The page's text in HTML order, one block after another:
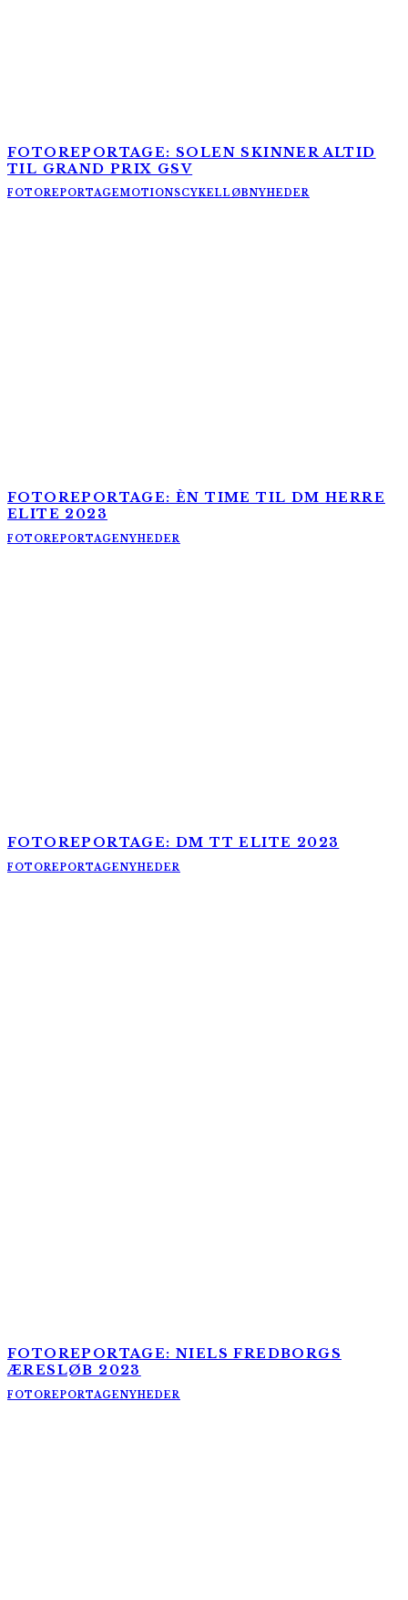
FOTOREPORTAGE: SOLEN SKINNER ALTID
TIL GRAND PRIX GSV
FOTOREPORTAGEMOTIONSCYKELLØBNYHEDER
FOTOREPORTAGE: ÈN TIME TIL DM HERRE
ELITE 2023
FOTOREPORTAGENYHEDER
FOTOREPORTAGE: DM TT ELITE 2023
FOTOREPORTAGENYHEDER
FOTOREPORTAGE: NIELS FREDBORGS
ÆRESLØB 2023
FOTOREPORTAGENYHEDER